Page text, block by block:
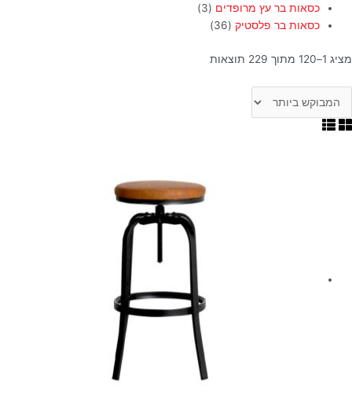
כסאות בר עץ מרופדים (3)
כסאות בר פלסטיק (36)
מציג 1–120 מתוך 229 תוצאות